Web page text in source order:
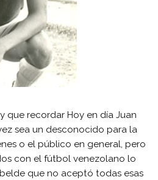
que recordar Hoy en día Juan
sea un desconocido para la
o el público en general, pero
con el fútbol venezolano lo
que no aceptó todas esas